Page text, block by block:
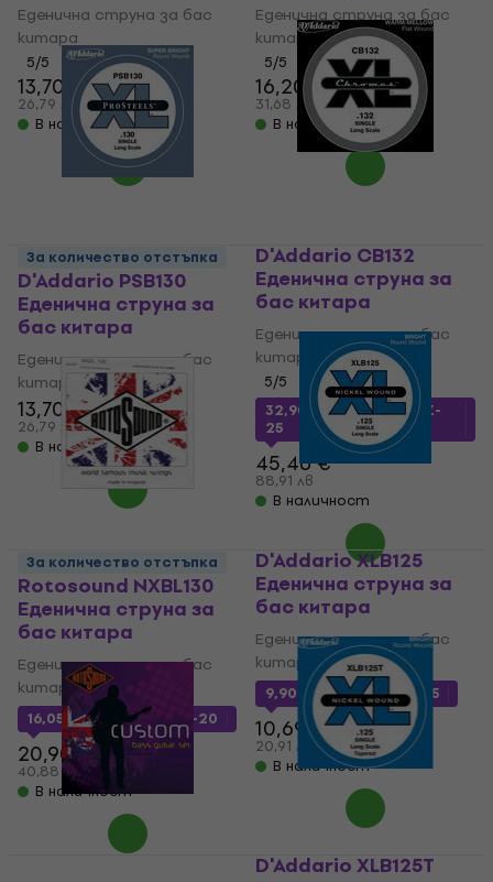
Еденична струна за бас
китара
5/5
13,70 €
26,79 лв 14,30 €
В наличност
Еденична струна за бас
китара
5/5
16,20 €
31,68 лв
В наличност
D'Addario PSB130
Еденична струна за
бас китара
Еденична струна за бас
китара
13,70 €
26,79 лв 14,30 €
В наличност
D'Addario CB132
Еденична струна за
бас китара
Еденична струна за бас
китара
5/5
32,90 € с кодMUZMUZ-
25
45,46 €
88,91 лв
В наличност
За количество отстъпка
Rotosound NXBL130
Еденична струна за
бас китара
Еденична струна за бас
китара
16,05 €с кодMUZMUZ-20
20,90 €
40,88 лв
В наличност
D'Addario XLB125
Еденична струна за
бас китара
Еденична струна за бас
китара
9,90 €с кодMUZMUZ-5
10,69 €
20,91 лв
В наличност
За количество отстъпка
D'Addario XLB125T